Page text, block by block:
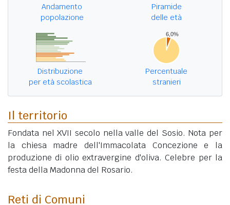
Andamento
popolazione
Piramide
delle età
Distribuzione
per età scolastica
Percentuale
stranieri
Il territorio
Fondata nel XVII secolo nella valle del Sosio. Nota per
la chiesa madre dell'Immacolata Concezione e la
produzione di olio extravergine d'oliva. Celebre per la
festa della Madonna del Rosario.
Reti di Comuni